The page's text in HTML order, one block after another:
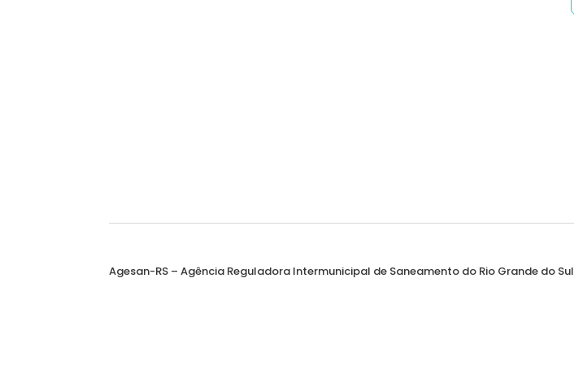
Agesan-RS – Agência Reguladora Intermunicipal de Saneamento do Rio Grande do Sul